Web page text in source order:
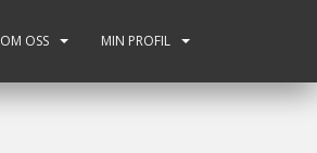
OM OSS MIN PROFIL